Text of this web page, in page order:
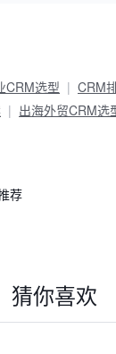
CRM选型 CRM
出海外贸CRM选
荐
猜你喜欢